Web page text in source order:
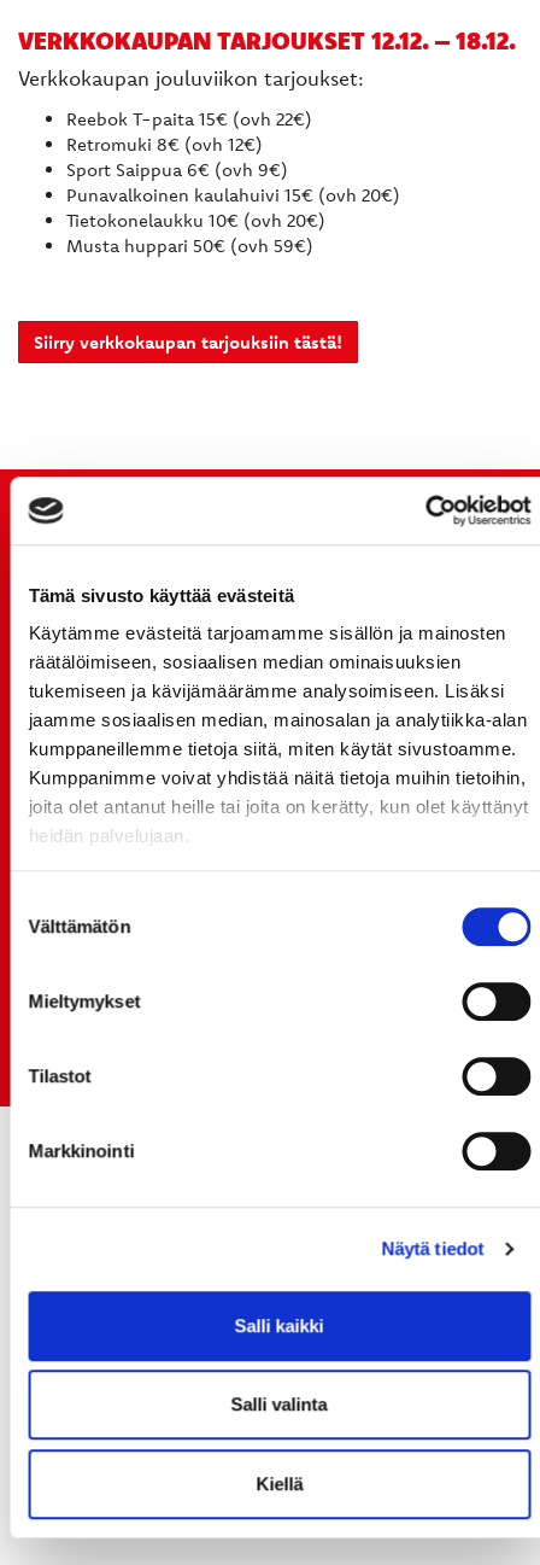
Tämä sivusto käyttää evästeitä
Käytämme evästeitä tarjoamamme sisällön ja mainosten
räätälöimiseen, sosiaalisen median ominaisuuksien
tukemiseen ja kävijämäärämme analysoimiseen. Lisäksi
jaamme sosiaalisen median, mainosalan ja analytiikka-alan
kumppaneillemme tietoja siitä, miten käytät sivustoamme.
Kumppanimme voivat yhdistää näitä tietoja muihin tietoihin,
joita olet antanut heille tai joita on kerätty, kun olet käyttänyt
heidän palvelujaan.
valinta
Välttämätön
Mieltymykset
Tilastot
Markkinointi
Näytä tiedot
Salli kaikki
Salli valinta
Kiellä
VERKKOKAUPAN TARJOUKSET 12.12. – 18.12.
Verkkokaupan jouluviikon tarjoukset:
Reebok T-paita 15€ (ovh 22€)
Retromuki 8€ (ovh 12€)
Sport Saippua 6€ (ovh 9€)
Punavalkoinen kaulahuivi 15€ (ovh 20€)
Tietokonelaukku 10€ (ovh 20€)
Musta huppari 50€ (ovh 59€)
Siirry verkkokaupan tarjouksiin tästä!
JOKERIT-OTTELUN LIPUT MYYNTIIN HUOMENNA TI
21.7. 12:00 - ENNAKKOKYSYNTÄ POIKKEUKSELLISTA
20.07.
TULE MUKAAN ILMAISEEN
LIIKUNTALEIKKIKOULUUN KESÄ-HEINÄKUUSSA!
15.07.
SPORT-ÄSSÄT JA KOKO JOUKKUEEN MEET&GREET
TO 13.8. - LIPUT NYT MYYNNISSÄ
pääyhteistyökumppanina Superkaudella – jatkoa